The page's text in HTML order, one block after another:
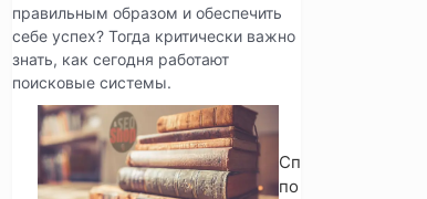
правильным образом и обеспечить
себе успех? Тогда критически важно
знать, как сегодня работают
поисковые системы.
Справочник
по SEO